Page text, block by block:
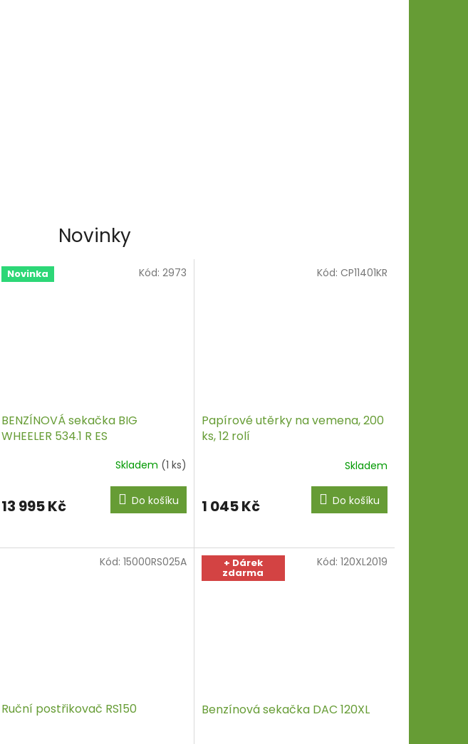
Novinky
Novinka
BENZÍNOVÁ sekačka BIG
WHEELER 534.1 R ES
Skladem (1 ks)
13 995 Kč Do košíku
Kód: 2973
Papírové utěrky na vemena, 200
ks, 12 rolí
Skladem
1 045 Kč Do košíku
Kód: CP11401KR
Ruční postřikovač RS150
Kód: 15000RS025A + Dárek
zdarma
Benzínová sekačka DAC 120XL
Kód: 120XL2019